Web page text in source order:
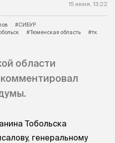
15 июня, 13:22
#СИБУР
#Тюменская область #тк
области
Тобольска
генеральному